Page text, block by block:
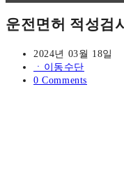
운전면허 적성검
Post
published:
2024년 03월 18일
Post
category:
ㆍ이동수단
Post
0 Comments